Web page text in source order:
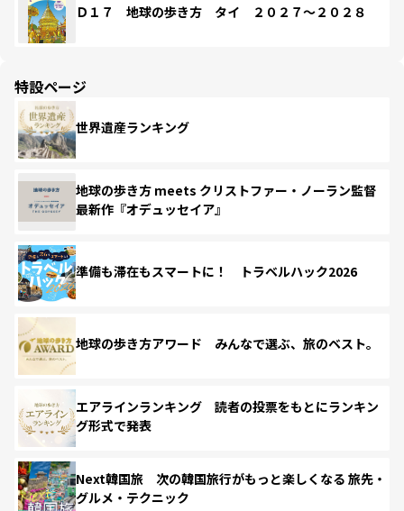
Ｄ１７ 地球の歩き方 タイ ２０２７～２０２８
特設ページ
世界遺産ランキング
地球の歩き方 meets クリストファー・ノーラン監督
最新作『オデュッセイア』
準備も滞在もスマートに！ トラベルハック2026
地球の歩き方アワード みんなで選ぶ、旅のベスト。
エアラインランキング 読者の投票をもとにランキン
グ形式で発表
Next韓国旅 次の韓国旅行がもっと楽しくなる 旅先・
グルメ・テクニック